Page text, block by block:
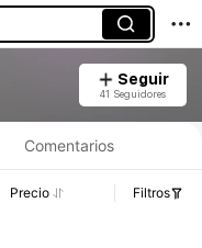
Seguir
41 Seguidores
Comentarios
Precio Filtros